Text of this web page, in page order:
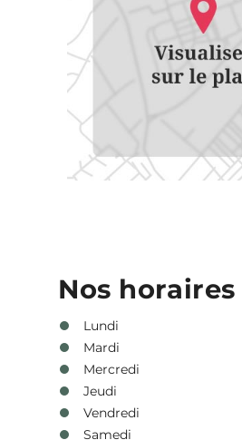
Nos horaires
Lundi
Mardi
Mercredi
Jeudi
Vendredi
Samedi